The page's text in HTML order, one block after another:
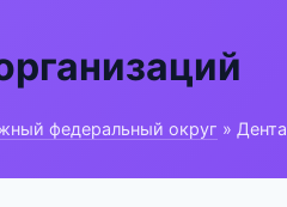
федеральный округ »